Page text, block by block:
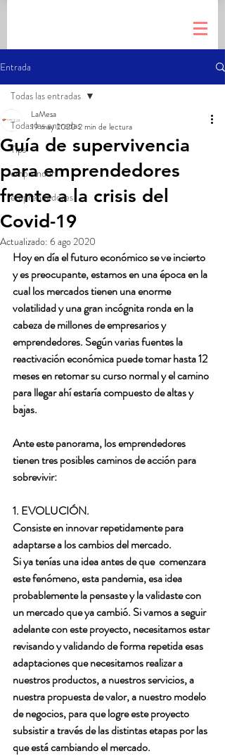
Entrada
Todas las entradas
Tips
emprender
emprendedores
Todas las entradas
Guía de supervivencia
para emprendedores
frente a la crisis del
Covid-19
LaMesa
19 may 20202 min de lectura
Actualizado: 6 ago 2020
Hoy en día el futuro económico se ve incierto
y es preocupante, estamos en una época en la
cual los mercados tienen una enorme
volatilidad y una gran incógnita ronda en la
cabeza de millones de empresarios y
emprendedores. Según varias fuentes la
reactivación económica puede tomar hasta 12
meses en retomar su curso normal y el camino
para llegar ahí estaría compuesto de altas y
bajas.
Ante este panorama, los emprendedores
tienen tres posibles caminos de acción para
sobrevivir:
1. EVOLUCIÓN.
Consiste en innovar repetidamente para
adaptarse a los cambios del mercado.
Si ya tenías una idea antes de que  comenzara
este fenómeno, esta pandemia, esa idea
probablemente la pensaste y la validaste con
un mercado que ya cambió. Si vamos a seguir
adelante con este proyecto, necesitamos estar
revisando y validando de forma repetida esas
adaptaciones que necesitamos realizar a
nuestros productos, a nuestros servicios, a
nuestra propuesta de valor, a nuestro modelo
de negocios, para que logre este proyecto
subsistir a través de las distintas etapas por las
que está cambiando el mercado.